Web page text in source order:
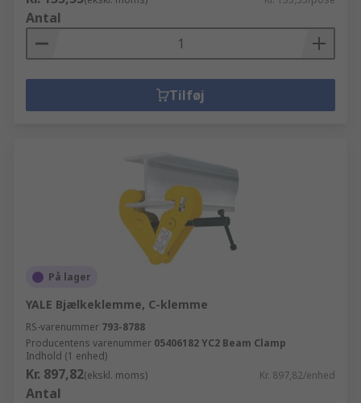
Antal
Tilføj
På lager
YALE Bjælkeklemme, C-klemme
RS-varenummer 793-8788
Producentens varenummer 05406182 YC2 Beam Clamp
Indhold (1 enhed)
Kr. 897,82(ekskl. moms) Kr. 897,82/enhed
Antal